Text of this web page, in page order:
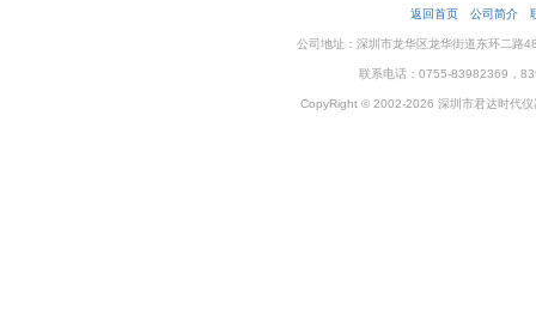
返回首页 公司简介
公司地址：深圳市龙华区龙华街道东环二
联系电话：0755-83982369，
CopyRight © 2002-2026 深圳市君达时代